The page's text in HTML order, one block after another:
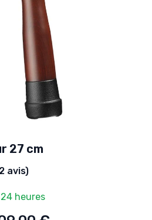
27 cm
avis)
heures